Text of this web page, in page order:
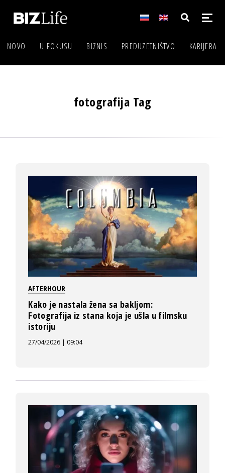
NOVO U FOKUSU BIZNIS PREDUZETNIŠTVO KARIJERA
fotografija Tag
AFTERHOUR
Kako je nastala žena sa bakljom:
Fotografija iz stana koja je ušla u filmsku
istoriju
27/04/2026 | 09:04